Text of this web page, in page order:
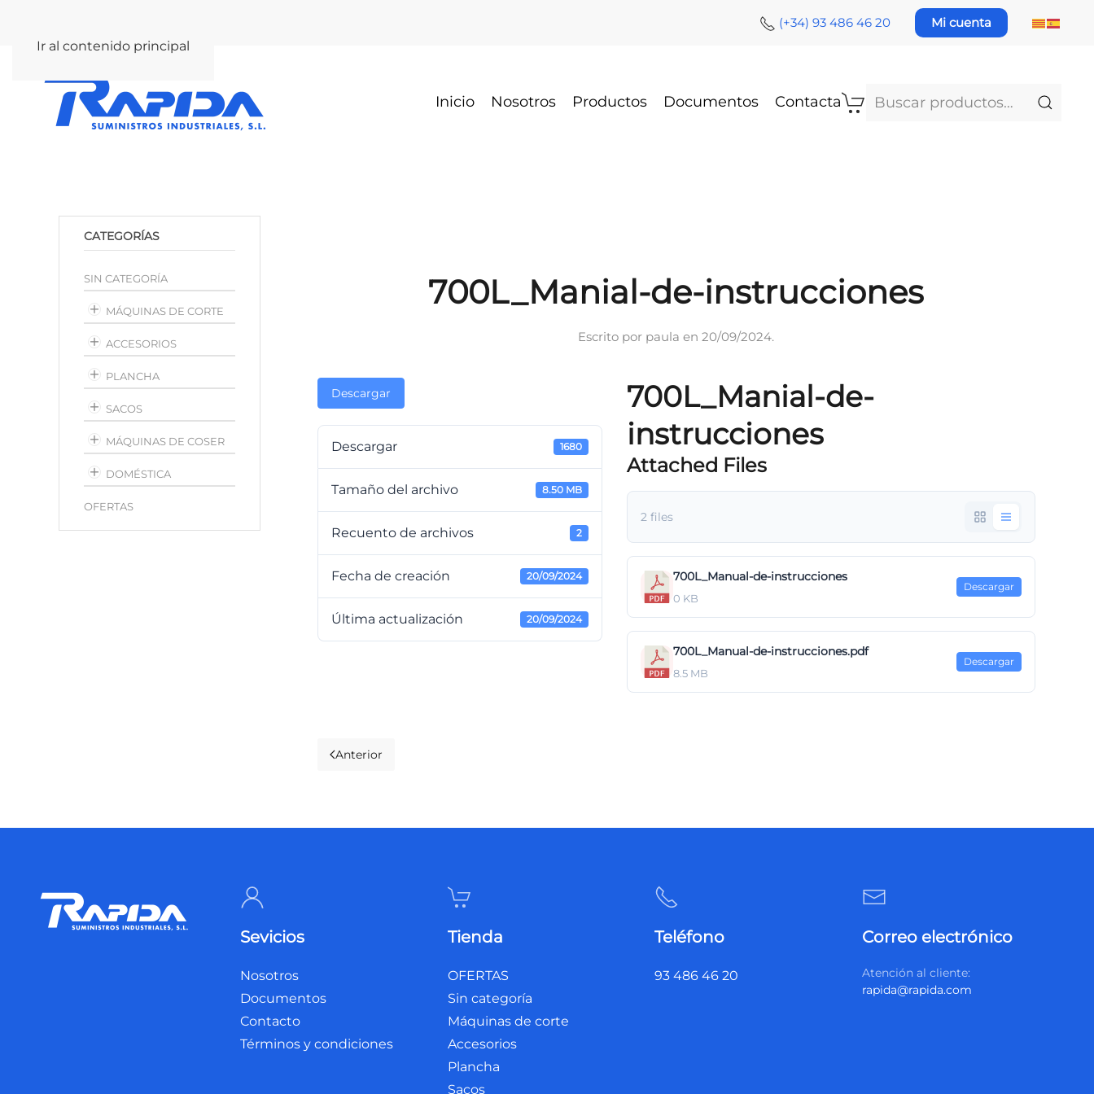
Ir al contenido principal
(+34) 93 486 46 20 Mi cuenta
Inicio Nosotros Productos Documentos Contacta
Buscar
700L_Manial-de-instrucciones
Escrito por paula en20/09/2024.
Descargar
Descargar 1680
Tamaño del archivo 8.50 MB
Recuento de archivos 2
Fecha de creación 20/09/2024
Última actualización 20/09/2024
700L_Manial-de-
instrucciones
Attached Files
2 files
700L_Manual-de-instrucciones
0 KB
Descargar
700L_Manual-de-instrucciones.pdf
8.5 MB
Descargar
Anterior
CATEGORÍAS
SIN CATEGORÍA
MÁQUINAS DE CORTE
ACCESORIOS
PLANCHA
SACOS
MÁQUINAS DE COSER
DOMÉSTICA
OFERTAS
Sevicios
Nosotros
Documentos
Contacto
Términos y condiciones
Tienda
OFERTAS
Sin categoría
Máquinas de corte
Accesorios
Plancha
Sacos
Teléfono
93 486 46 20
Correo electrónico
Atención al cliente:
rapida@rapida.com